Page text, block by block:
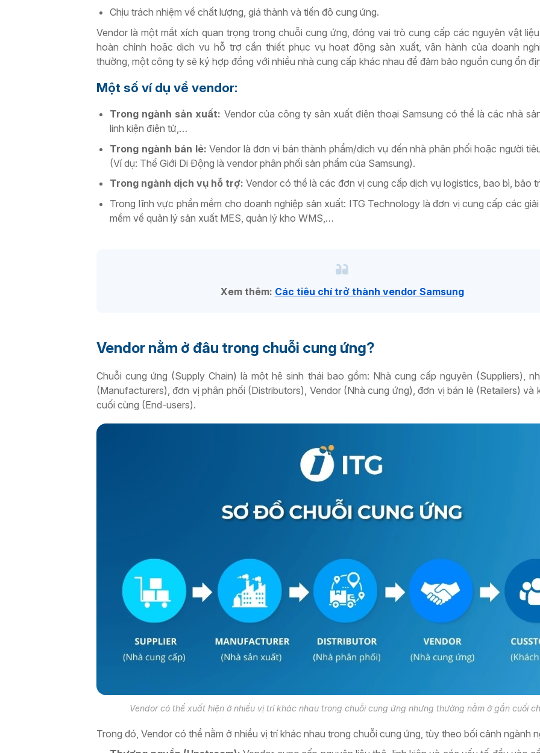
Chịu trách nhiệm về chất lượng, giá thành và tiến độ cung ứng.
Vendor là một mắt xích quan trọng trong chuỗi cung ứng, đóng vai trò cung cấp các nguyên vật
hoàn chỉnh hoặc dịch vụ hỗ trợ cần thiết phục vụ hoạt động sản xuất, vận hành của doanh
thường, một công ty sẽ ký hợp đồng với nhiều nhà cung cấp khác nhau để đảm bảo nguồn cung ổn
Một số ví dụ về vendor:
Trong ngành sản xuất: Vendor của công ty sản xuất điện thoại Samsung có thể là các nhà
linh kiện điện tử,…
Trong ngành bán lẻ: Vendor là đơn vị bán thành phẩm/dịch vụ đến nhà phân phối hoặc người
(Ví dụ: Thế Giới Di Động là vendor phân phối sản phẩm của Samsung).
Trong ngành dịch vụ hỗ trợ: Vendor có thể là các đơn vị cung cấp dịch vụ logistics, bao bì, bảo
Trong lĩnh vực phần mềm cho doanh nghiệp sản xuất: ITG Technology là đơn vị cung cấp các
mềm về quản lý sản xuất MES, quản lý kho WMS,…
Xem thêm: Các tiêu chí trở thành vendor Samsung
Vendor nằm ở đâu trong chuỗi cung ứng?
Chuỗi cung ứng (Supply Chain) là một hệ sinh thái bao gồm: Nhà cung cấp nguyên (Suppliers),
(Manufacturers), đơn vị phân phối (Distributors), Vendor (Nhà cung ứng), đơn vị bán lẻ (Retailers) và
cuối cùng (End-users).
Vendor có thể xuất hiện ở nhiều vị trí khác nhau trong chuỗi cung ứng nhưng thường nằm ở gần cuối
Trong đó, Vendor có thể nằm ở nhiều vị trí khác nhau trong chuỗi cung ứng, tùy theo bối cảnh ngành